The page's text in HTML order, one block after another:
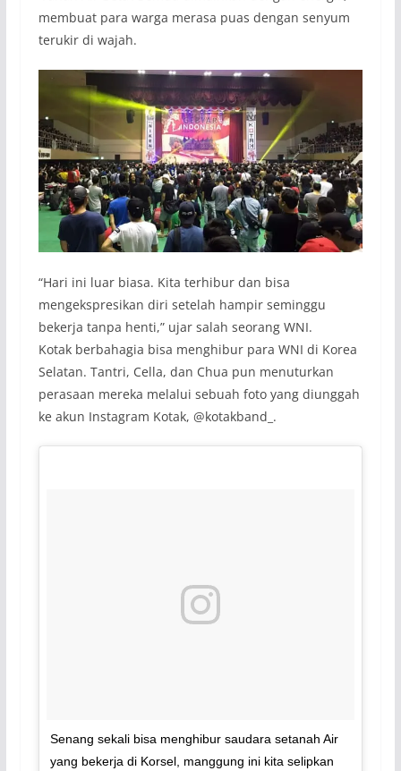
membuat para warga merasa puas dengan senyum
terukir di wajah.
“Hari ini luar biasa. Kita terhibur dan bisa
mengekspresikan diri setelah hampir seminggu
bekerja tanpa henti,” ujar salah seorang WNI.
Kotak berbahagia bisa menghibur para WNI di Korea
Selatan. Tantri, Cella, dan Chua pun menuturkan
perasaan mereka melalui sebuah foto yang diunggah
ke akun Instagram Kotak, @kotakband_.
Senang sekali bisa menghibur saudara setanah Air
yang bekerja di Korsel, manggung ini kita selipkan